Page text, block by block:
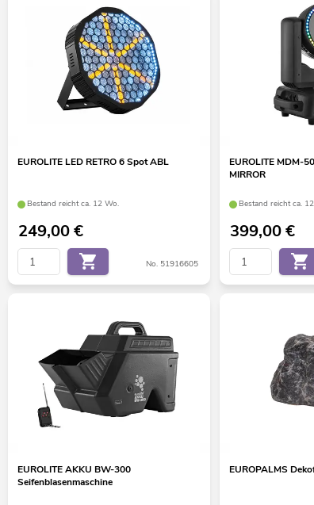
EUROLITE LED RETRO 6 Spot ABL
Bestand reicht ca. 12 Wo.
249,00€
No. 51916605
EUROLITE MDM-
MIRROR
Bestand reicht ca.
399,00€
EUROLITE AKKU BW-300
Seifenblasenmaschine
EUROPALMS